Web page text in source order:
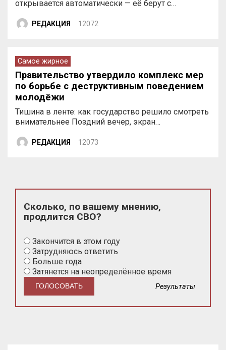
открывается автоматически — её берут с…
РЕДАКЦИЯ 12072
Самое жирное
Правительство утвердило комплекс мер
по борьбе с деструктивным поведением
молодёжи
Тишина в ленте: как государство решило смотреть
внимательнее Поздний вечер, экран…
РЕДАКЦИЯ 12073
Сколько, по вашему мнению,
продлится СВО?
Закончится в этом году
Затрудняюсь ответить
Больше года
Затянется на неопределённое время
Результаты